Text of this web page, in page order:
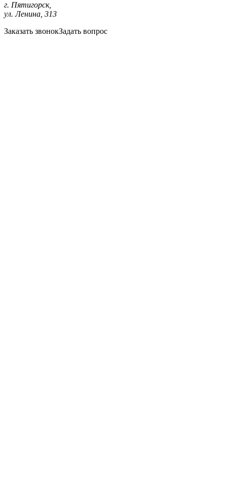
г. Пятигорск,
ул. Ленина, 313
Заказать звонокЗадать вопрос